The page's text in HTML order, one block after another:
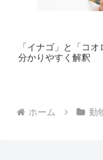
「イナゴ」と「コ
分かりやすく解釈
ホーム 動